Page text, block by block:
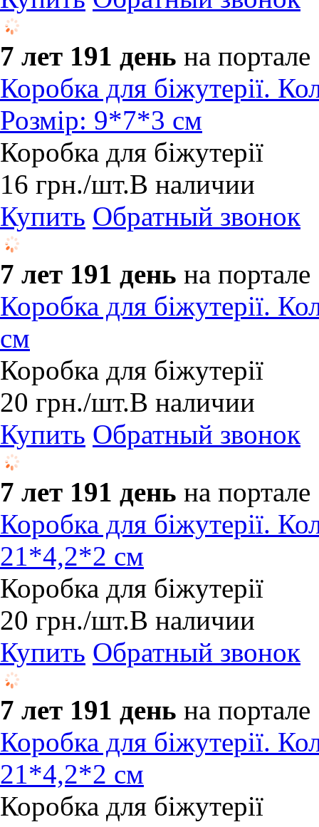
7 лет 191 день на портале
Коробка для біжутерії.
Розмір: 9*7*3 см
Коробка для біжутерії
16 грн./шт.В наличии
Купить Обратный звонок
7 лет 191 день на портале
Коробка для біжутерії.
см
Коробка для біжутерії
20 грн./шт.В наличии
Купить Обратный звонок
7 лет 191 день на портале
Коробка для біжутерії.
21*4,2*2 см
Коробка для біжутерії
20 грн./шт.В наличии
Купить Обратный звонок
7 лет 191 день на портале
Коробка для біжутерії.
21*4,2*2 см
Коробка для біжутерії